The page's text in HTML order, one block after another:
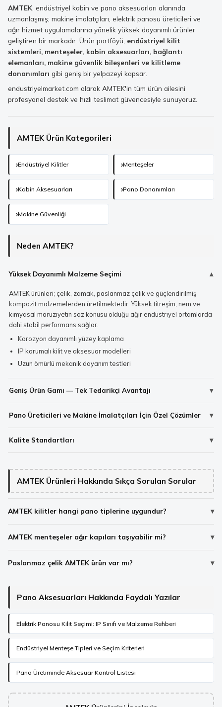
AMTEK , endüstriyel kabin ve pano aksesuarları alanında
uzmanlaşmış; makine imalatçıları, elektrik panosu üreticileri ve
ağır hizmet uygulamalarına yönelik yüksek dayanımlı ürünler
geliştiren bir markadır. Ürün portföyü; endüstriyel kilit
sistemleri, menteşeler, kabin aksesuarları, bağlantı
elemanları, makine güvenlik bileşenleri ve kilitleme
donanımları gibi geniş bir yelpazeyi kapsar.
endustriyelmarket.com olarak AMTEK'in tüm ürün ailesini
profesyonel destek ve hızlı teslimat güvencesiyle sunuyoruz.
AMTEK Ürün Kategorileri
Endüstriyel Kilitler Menteşeler
Kabin Aksesuarları Pano Donanımları
Makine Güvenliği
Neden AMTEK?
Yüksek Dayanımlı Malzeme Seçimi
AMTEK ürünleri; çelik, zamak, paslanmaz çelik ve güçlendirilmiş
kompozit malzemelerden üretilmektedir. Yüksek titreşim, nem ve
kimyasal maruziyetin söz konusu olduğu ağır endüstriyel ortamlarda
dahi stabil performans sağlar.
Korozyon dayanımlı yüzey kaplama
IP korumalı kilit ve aksesuar modelleri
Uzun ömürlü mekanik dayanım testleri
Geniş Ürün Gamı — Tek Tedarikçi Avantajı
Pano Üreticileri ve Makine İmalatçıları İçin Özel Çözümler
Kalite Standartları
AMTEK Ürünleri Hakkında Sıkça Sorulan Sorular
AMTEK kilitler hangi pano tiplerine uygundur?
AMTEK menteşeler ağır kapıları taşıyabilir mi?
Paslanmaz çelik AMTEK ürün var mı?
Pano Aksesuarları Hakkında Faydalı Yazılar
Elektrik Panosu Kilit Seçimi: IP Sınıfı ve Malzeme Rehberi
Endüstriyel Menteşe Tipleri ve Seçim Kriterleri
Pano Üretiminde Aksesuar Kontrol Listesi